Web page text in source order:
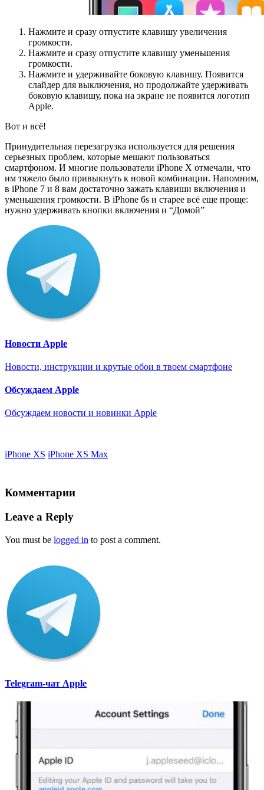
Нажмите и сразу отпустите клавишу увеличения
громкости.
Нажмите и сразу отпустите клавишу уменьшения
громкости.
Нажмите и удерживайте боковую клавишу. Появится
слайдер для выключения, но продолжайте удерживать
боковую клавишу, пока на экране не появится логотип
Apple.
Вот и всё!
Принудительная перезагрузка используется для решения
серьезных проблем, которые мешают пользоваться
смартфоном. И многие пользователи iPhone X отмечали, что
им тяжело было привыкнуть к новой комбинации. Напомним,
в iPhone 7 и 8 вам достаточно зажать клавиши включения и
уменьшения громкости. В iPhone 6s и старее всё еще проще:
нужно удерживать кнопки включения и “Домой”
Новости Apple
Новости, инструкции и крутые обои в твоем смартфоне
Обсуждаем Apple
Обсуждаем новости и новинки Apple
iPhone XS iPhone XS Max
Комментарии
Leave a Reply
You must be logged in to post a comment.
Telegram-чат Apple